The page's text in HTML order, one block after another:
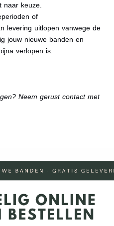
naar keuze.
of
levering uitlopen vanwege de
jouw nieuwe banden en
verlopen is.
Neem gerust contact met